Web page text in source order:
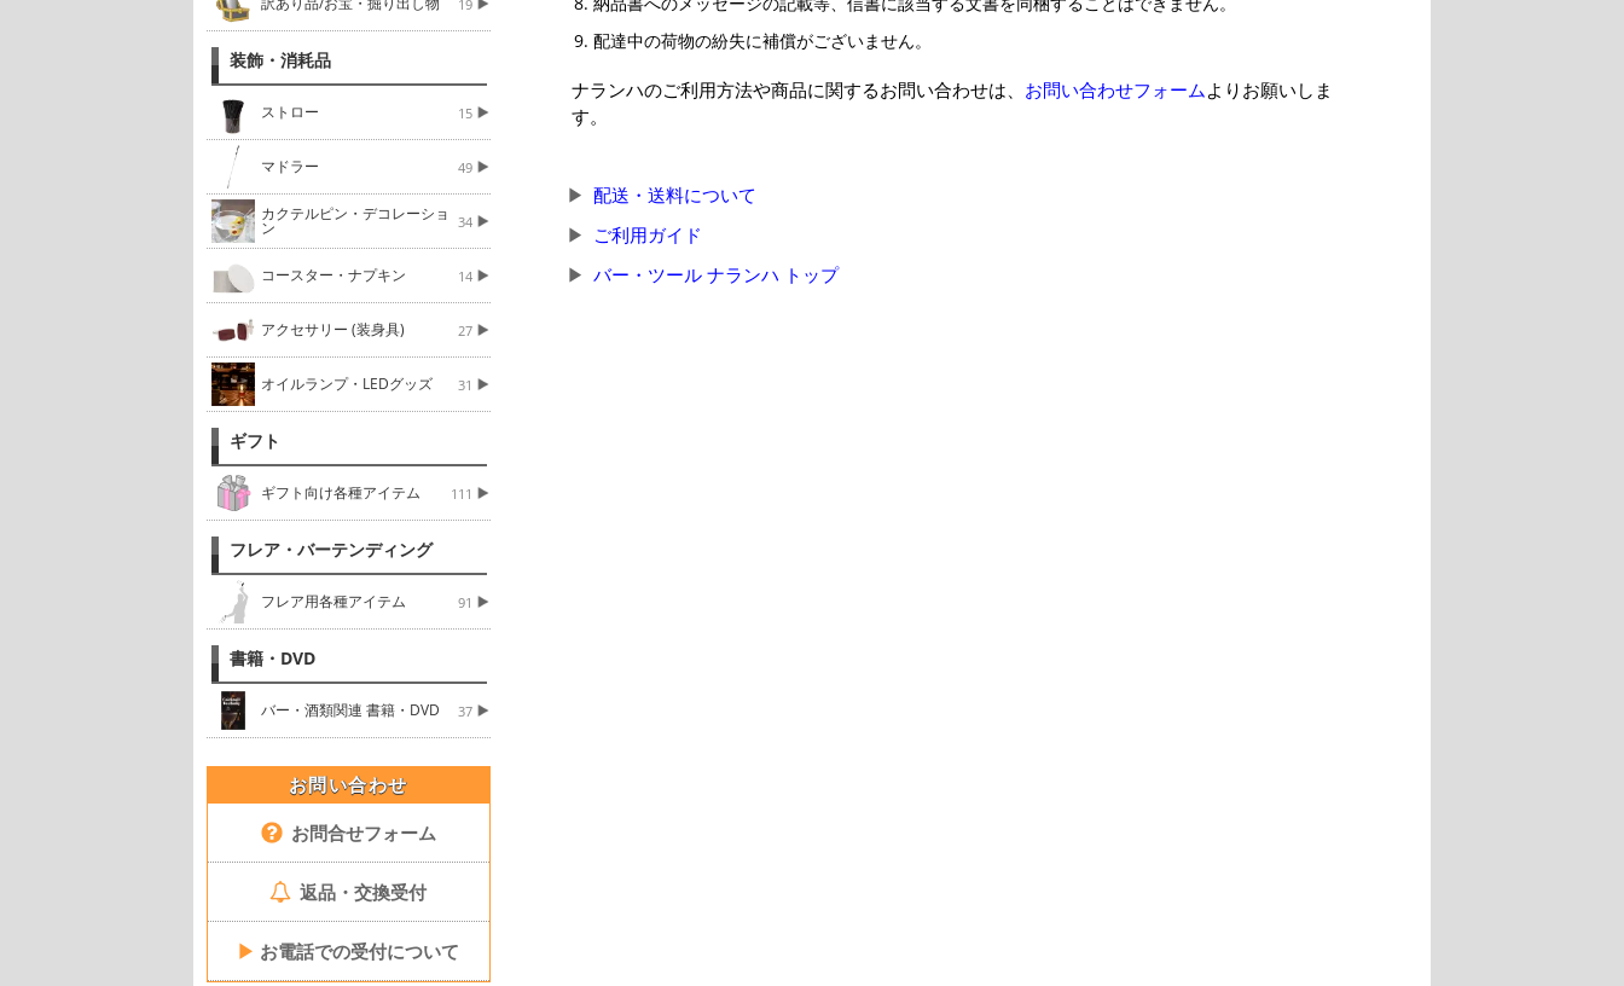
19
装飾・消耗品
ストロー 15
マドラー 49
カクテルピン・デコレーショ
ン 34
コースター・ナプキン 14
アクセサリー (装身具) 27
オイルランプ・LEDグッズ 31
ギフト
ギフト向け各種アイテム 111
フレア・バーテンディング
フレア用各種アイテム 91
書籍・DVD
バー・酒類関連 書籍・DVD 37
お問い合わせ
お問合せフォーム
返品・交換受付
▶ お電話での受付について
配達中の荷物の紛失に補償がございません。
ナランハのご利用方法や商品に関するお問い合わせは、 お問い合わせフォームよりお願いしま
す。
配送・送料について
ご利用ガイド
バー・ツール ナランハ トップ